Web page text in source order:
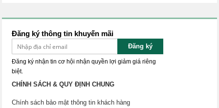
Đăng ký thông tin khuyến mãi
Đăng ký
Đăng ký nhận tin cơ hội nhận quyền lợi giảm giá riêng
biệt.
CHÍNH SÁCH & QUY ĐỊNH CHUNG
Chính sách bảo mật thông tin khách hàng